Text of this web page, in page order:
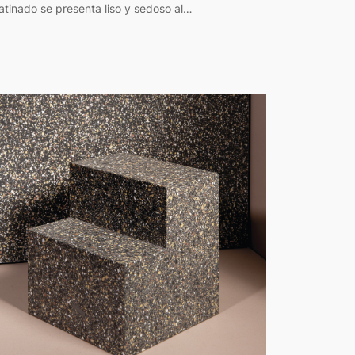
se presenta liso y sedoso al…